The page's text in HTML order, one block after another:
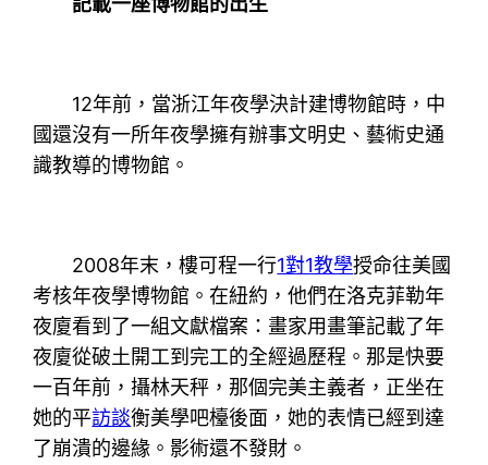
12年前，當浙江年夜學決計建博物館時，中
國還沒有一所年夜學擁有辦事文明史、藝術史通
識教導的博物館。
2008年末，樓可程一行1對1教學授命往美國
考核年夜學博物館。在紐約，他們在洛克菲勒年
夜廈看到了一組文獻檔案：畫家用畫筆記載了年
夜廈從破土開工到完工的全經過歷程。那是快要
一百年前，攝林天秤，那個完美主義者，正坐在
她的平訪談衡美學吧檯後面，她的表情已經到達
了崩潰的邊緣。影術還不發財。